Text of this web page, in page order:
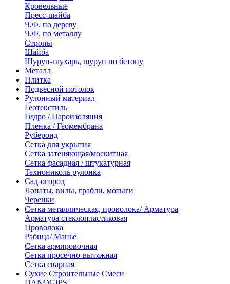
Кровельные
Пресс-шайба
Ч.Ф. по дереву
Ч.Ф. по металлу
Стропы
Шайба
Шуруп-глухарь, шуруп по бетону
Металл
Плитка
Подвесной потолок
Рулонный материал
Геотекстиль
Гидро / Пароизоляция
Пленка / Геомембрана
Рубероид
Сетка для укрытия
Сетка затеняющая/москитная
Сетка фасадная / штукатурная
Технониколь рулонка
Сад-огород
Лопаты, вилы, грабли, мотыги
Черенки
Сетка металлическая, проволока/ Арматура
Арматура стеклопластиковая
Проволока
Рабица/ Манье
Сетка армировочная
Сетка просечно-вытяжная
Сетка сварная
Сухие Строительные Смеси